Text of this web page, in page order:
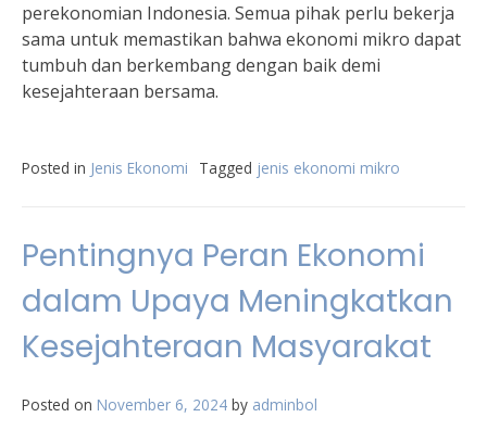
perekonomian Indonesia. Semua pihak perlu bekerja
sama untuk memastikan bahwa ekonomi mikro dapat
tumbuh dan berkembang dengan baik demi
kesejahteraan bersama.
Posted in Jenis Ekonomi Tagged jenis ekonomi mikro
Pentingnya Peran Ekonomi
dalam Upaya Meningkatkan
Kesejahteraan Masyarakat
Posted on November 6, 2024 by adminbol